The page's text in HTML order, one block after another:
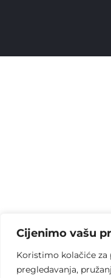
Cijenimo vašu
Koristimo kolačiće za
pregledavanja,